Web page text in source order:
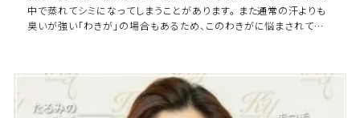
中で蒸れてシミになってしまうことがあります。 また通常の汗よりも
臭いが強い「わきが」の場合もあるため、このわきがに悩まされてい